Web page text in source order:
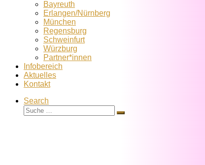
Bayreuth
Erlangen/Nürnberg
München
Regensburg
Schweinfurt
Würzburg
Partner*innen
Infobereich
Aktuelles
Kontakt
Search
Suche
Suche